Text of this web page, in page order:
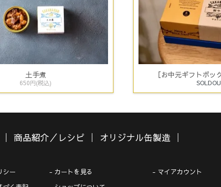
土手煮
650円(税込)
［お中元ギフトボッ
商品紹介／レシピ オリジナル缶製造
シー
カートを見る
マイアカウント